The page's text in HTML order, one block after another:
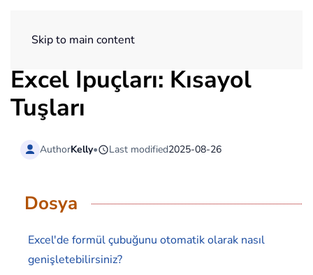
Skip to main content
Excel İpuçları: Kısayol
Tuşları
AuthorKelly• Last modified2025-08-26
Dosya
Excel'de formül çubuğunu otomatik olarak nasıl
genişletebilirsiniz?